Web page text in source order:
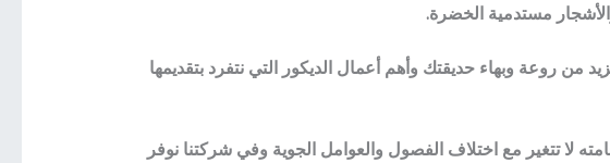
مستدمية الخضرة.
من روعة وبهاء حديقتك وأهم أعمال الديكور التي نتفرد بتقديمها
لا تتغير مع اختلاف الفصول والعوامل الجوية وفي شركتنا نوفر